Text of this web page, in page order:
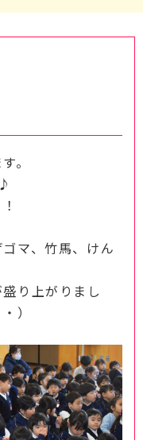
。
マ、竹馬、けん
り上がりまし
）